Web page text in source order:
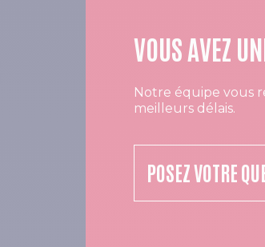
VOUS AVEZ
Notre équipe vous
meilleurs délais.
POSEZ VOTRE